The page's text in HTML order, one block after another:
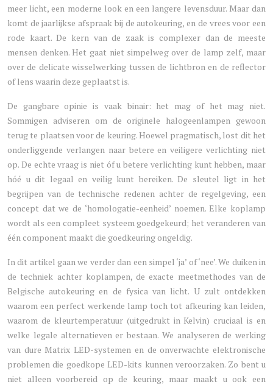
meer licht, een moderne look en een langere levensduur. Maar dan
komt de jaarlijkse afspraak bij de autokeuring, en de vrees voor een
rode kaart. De kern van de zaak is complexer dan de meeste
mensen denken. Het gaat niet simpelweg over de lamp zelf, maar
over de delicate wisselwerking tussen de lichtbron en de reflector
of lens waarin deze geplaatst is.
De gangbare opinie is vaak binair: het mag of het mag niet.
Sommigen adviseren om de originele halogeenlampen gewoon
terug te plaatsen voor de keuring. Hoewel pragmatisch, lost dit het
onderliggende verlangen naar betere en veiligere verlichting niet
op. De echte vraag is niet óf u betere verlichting kunt hebben, maar
hóé u dit legaal en veilig kunt bereiken. De sleutel ligt in het
begrijpen van de technische redenen achter de regelgeving, een
concept dat we de ‘homologatie-eenheid’ noemen. Elke koplamp
wordt als een compleet systeem goedgekeurd; het veranderen van
één component maakt die goedkeuring ongeldig.
In dit artikel gaan we verder dan een simpel ‘ja’ of ‘nee’. We duiken in
de techniek achter koplampen, de exacte meetmethodes van de
Belgische autokeuring en de fysica van licht. U zult ontdekken
waarom een perfect werkende lamp toch tot afkeuring kan leiden,
waarom de kleurtemperatuur (uitgedrukt in Kelvin) cruciaal is en
welke legale alternatieven er bestaan. We analyseren de werking
van dure Matrix LED-systemen en de onverwachte elektronische
problemen die goedkope LED-kits kunnen veroorzaken. Zo bent u
niet alleen voorbereid op de keuring, maar maakt u ook een